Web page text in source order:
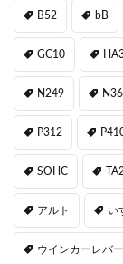
B52 bB
GC10
N249
P312
SOHC
アルト い
ウインカーレバ